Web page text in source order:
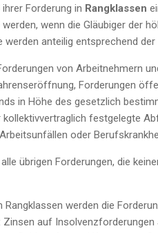
Forderung in Rangklassen
wenn die Gläubiger der
werden anteilig entsprechend
von Arbeitnehmern
Forderungen
in Höhe des gesetzlich
festgelegte
oder
übrigen Forderungen, die
werden die
auf